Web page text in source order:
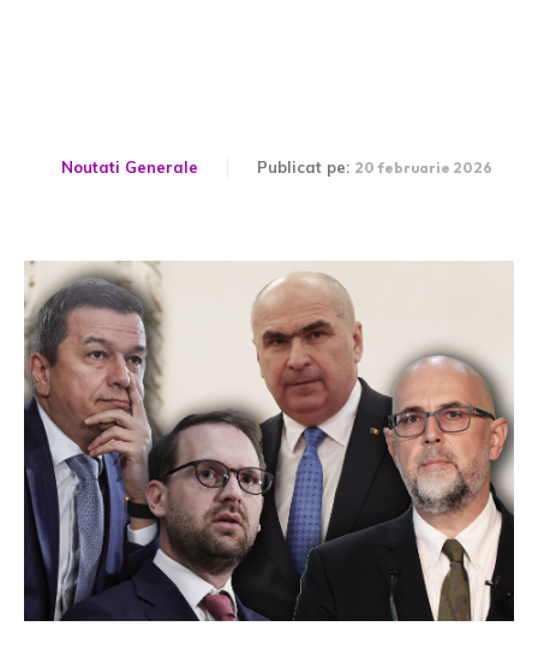
Noutati Generale Publicat pe: 20 februarie 2026